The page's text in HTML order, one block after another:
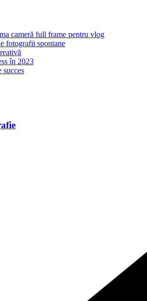
cameră full frame pentru vlog
fotografii spontane
în 2023
succes